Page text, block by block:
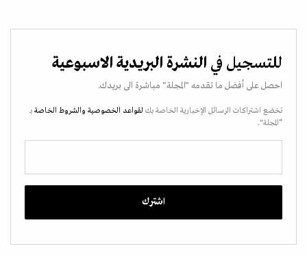
للتسجيل في النشرة البريدية الاسبوعية
احصل على أفضل ما تقدمه "المجلة" مباشرة الى بريدك.
تخضع اشتراكات الرسائل الإخبارية الخاصة بك لقواعد الخصوصية والشروط الخاصة بـ
“المجلة".